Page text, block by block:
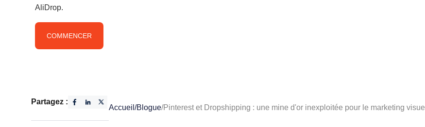
AliDrop.
COMMENCER
Partagez :
Accueil /Blogue/Pinterest et Dropshipping : une mine d'or inexploitée pour le marketing visuel